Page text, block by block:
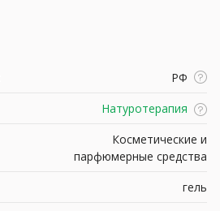
РФ
Натуротерапия
Косметические и
парфюмерные средства
гель